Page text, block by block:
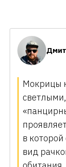
Мокрицы
в
вид